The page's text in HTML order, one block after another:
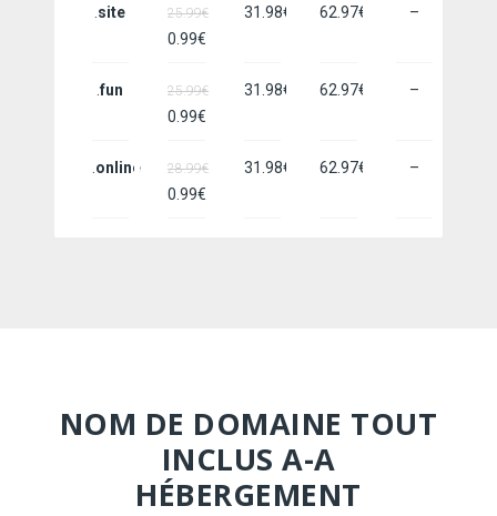
site
.fun
online
25.99€
0.99€
25.99€
0.99€
28.99€
0.99€
31.98€
31.98€
31.98€
62.97€
62.97€
62.97€
–
–
–
NOM DE DOMAINE TOUT
INCLUS A-A
HÉBERGEMENT